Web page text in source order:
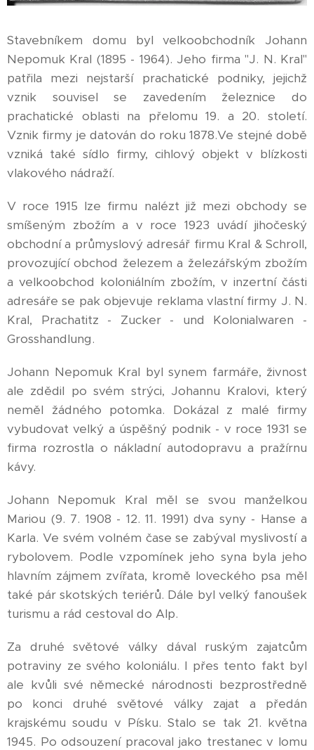
Stavebníkem domu byl velkoobchodník Johann
Nepomuk Kral (1895 - 1964). Jeho firma "J. N. Kral"
patřila mezi nejstarší prachatické podniky, jejichž
vznik souvisel se zavedením železnice do
prachatické oblasti na přelomu 19. a 20. století.
Vznik firmy je datován do roku 1878.Ve stejné době
vzniká také sídlo firmy, cihlový objekt v blízkosti
vlakového nádraží.
V roce 1915 lze firmu nalézt již mezi obchody se
smíšeným zbožím a v roce 1923 uvádí jihočeský
obchodní a průmyslový adresář firmu Kral & Schroll,
provozující obchod železem a železářským zbožím
a velkoobchod koloniálním zbožím, v inzertní části
adresáře se pak objevuje reklama vlastní firmy J. N.
Kral, Prachatitz - Zucker - und Kolonialwaren -
Grosshandlung.
Johann Nepomuk Kral byl synem farmáře, živnost
ale zdědil po svém strýci, Johannu Kralovi, který
neměl žádného potomka. Dokázal z malé firmy
vybudovat velký a úspěšný podnik - v roce 1931 se
firma rozrostla o nákladní autodopravu a pražírnu
kávy.
Johann Nepomuk Kral měl se svou manželkou
Mariou (9. 7. 1908 - 12. 11. 1991) dva syny - Hanse a
Karla. Ve svém volném čase se zabýval myslivostí a
rybolovem. Podle vzpomínek jeho syna byla jeho
hlavním zájmem zvířata, kromě loveckého psa měl
také pár skotských teriérů. Dále byl velký fanoušek
turismu a rád cestoval do Alp.
Za druhé světové války dával ruským zajatcům
potraviny ze svého koloniálu. I přes tento fakt byl
ale kvůli své německé národnosti bezprostředně
po konci druhé světové války zajat a předán
krajskému soudu v Písku. Stalo se tak 21. května
1945. Po odsouzení pracoval jako trestanec v lomu